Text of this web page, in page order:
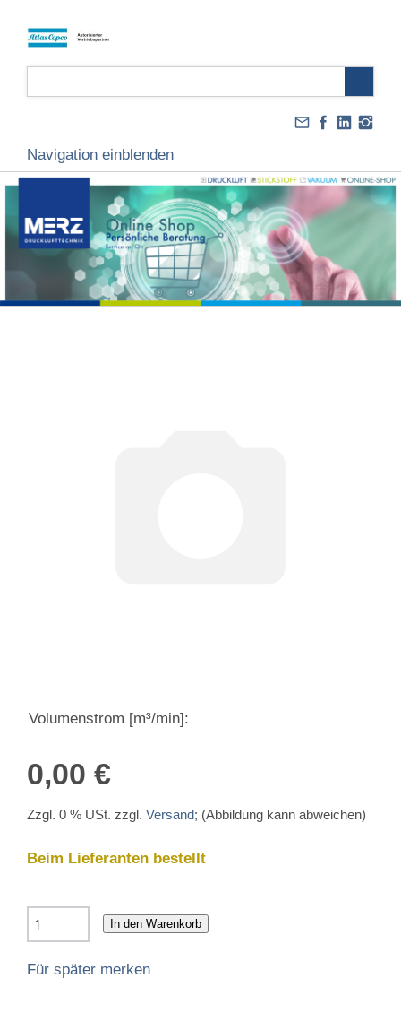
Navigation einblenden
Volumenstrom [m³/min]:
0,00 €
Zzgl. 0 % USt. zzgl. Versand; (Abbildung kann abweichen)
Beim Lieferanten bestellt
In den Warenkorb
Für später merken